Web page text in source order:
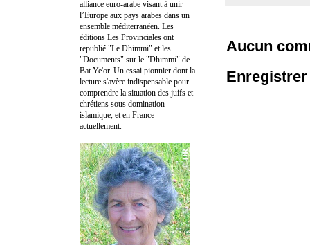
Aucun
alliance euro-arabe visant à unir
l’Europe aux pays arabes dans un
ensemble méditerranéen. Les
éditions Les Provinciales ont
republié "Le Dhimmi" et les
"Documents" sur le "Dhimmi" de
Bat Ye'or. Un essai pionnier dont la
lecture s'avère indispensable pour
comprendre la situation des juifs et
chrétiens sous domination
islamique, et en France
actuellement.